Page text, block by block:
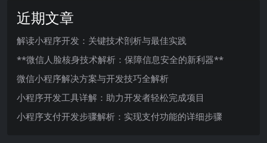
近期文章
解读小程序开发：关键技术剖析与最佳实践
**微信人脸核身技术解析：保障信息安全的新利器**
微信小程序解决方案与开发技巧全解析
小程序开发工具详解：助力开发者轻松完成项目
小程序支付开发步骤解析：实现支付功能的详细步骤